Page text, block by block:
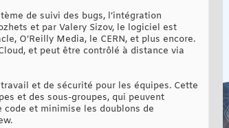
de suivi des bugs, l’intégration
et par Valery Sizov, le logiciel est
O’Reilly Media, le CERN, et plus encore.
et peut être contrôlé à distance via
et de sécurité pour les équipes. Cette
et des sous-groupes, qui peuvent
et minimise les doublons de